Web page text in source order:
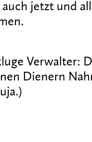
jetzt und
Verwalter:
Dienern